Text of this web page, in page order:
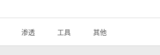
渗透 工具 其他